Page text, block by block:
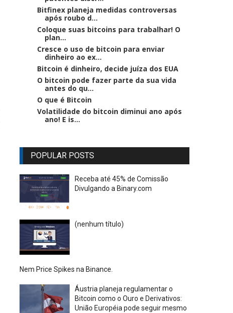
Bitfinex planeja medidas controversas
após roubo d...
Coloque suas bitcoins para trabalhar! O
plan...
Cresce o uso de bitcoin para enviar
dinheiro ao ex...
Bitcoin é dinheiro, decide juíza dos EUA
O bitcoin pode fazer parte da sua vida
antes do qu...
O que é Bitcoin
Volatilidade do bitcoin diminui ano após
ano! E is...
POPULAR POSTS
Receba até 45% de Comissão
Divulgando a Binary.com
(nenhum título)
Nem Price Spikes na Binance.
Áustria planeja regulamentar o
Bitcoin como o Ouro e Derivativos:
União Européia pode seguir mesmo